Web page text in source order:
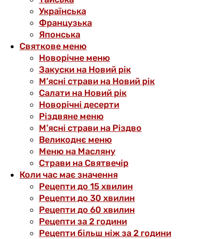
Українська
Французька
Японська
Святкове меню
Новорічне меню
Закуски на Новий рік
М’ясні страви на Новий рік
Салати на Новий рік
Новорічні десерти
Різдвяне меню
М’ясні страви на Різдво
Великоднє меню
Меню на Масляну
Страви на Святвечір
Коли час має значення
Рецепти до 15 хвилин
Рецепти до 30 хвилин
Рецепти до 60 хвилин
Рецепти за 2 години
Рецепти більш ніж за 2 години